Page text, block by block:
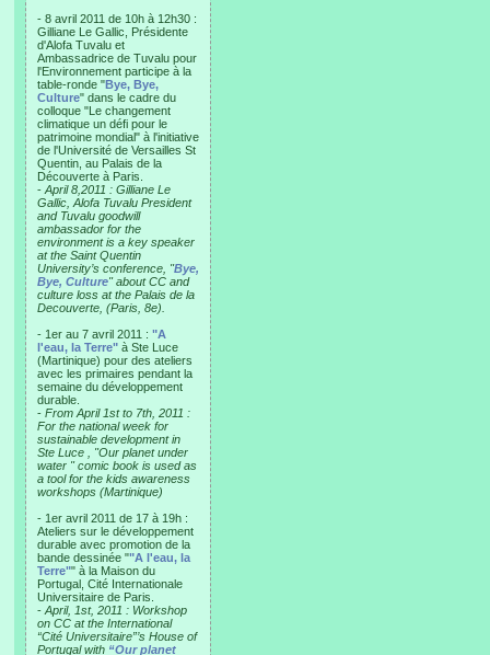
- 8 avril 2011 de 10h à 12h30 :
Gilliane Le Gallic, Présidente
d'Alofa Tuvalu et
Ambassadrice de Tuvalu pour
l'Environnement participe à la
table-ronde "Bye, Bye,
Culture" dans le cadre du
colloque "Le changement
climatique un défi pour le
patrimoine mondial" à l'initiative
de l'Université de Versailles St
Quentin, au Palais de la
Découverte à Paris.
- April 8,2011 : Gilliane Le
Gallic, Alofa Tuvalu President
and Tuvalu goodwill
ambassador for the
environment is a key speaker
at the Saint Quentin
University’s conference, "Bye,
Bye, Culture" about CC and
culture loss at the Palais de la
Decouverte, (Paris, 8e).
- 1er au 7 avril 2011 : "A
l'eau, la Terre" à Ste Luce
(Martinique) pour des ateliers
avec les primaires pendant la
semaine du développement
durable.
- From April 1st to 7th, 2011 :
For the national week for
sustainable development in
Ste Luce , "Our planet under
water " comic book is used as
a tool for the kids awareness
workshops (Martinique)
- 1er avril 2011 de 17 à 19h :
Ateliers sur le développement
durable avec promotion de la
bande dessinée ""A l'eau, la
Terre"" à la Maison du
Portugal, Cité Internationale
Universitaire de Paris.
- April, 1st, 2011 : Workshop
on CC at the International
“Cité Universitaire”’s House of
Portugal with “Our planet